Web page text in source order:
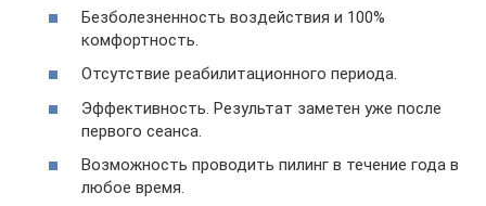
Безболезненность воздействия и 100%
комфортность.
Отсутствие реабилитационного периода.
Эффективность. Результат заметен уже после
первого сеанса.
Возможность проводить пилинг в течение года в
любое время.